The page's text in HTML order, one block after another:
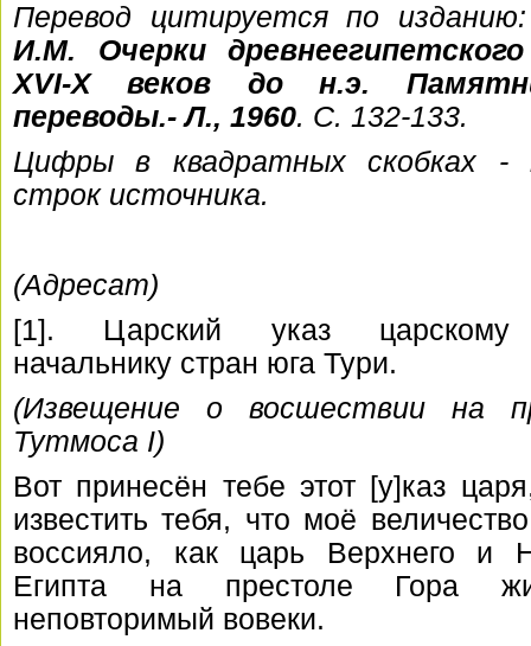
Перевод цитируется по
И.М. Очерки
XVI-X веков до н.э.
переводы.- Л., 1960. С. 132-133.
Цифры в квадратных скобках -
строк источника.
(Адресат)
[1]. Царский указ
начальнику стран юга Тури.
(Извещение о восшествии на
Тутмоса I)
Вот принесён тебе этот [у]каз
известить тебя, что моё
воссияло, как царь Верхнего и
Египта на престоле Гора
неповторимый вовеки.